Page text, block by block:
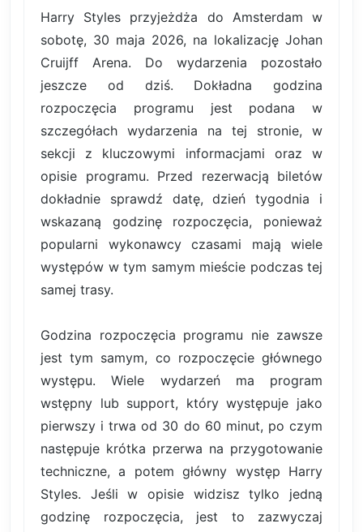
Harry Styles przyjeżdża do Amsterdam w
sobotę, 30 maja 2026, na lokalizację Johan
Cruijff Arena. Do wydarzenia pozostało
jeszcze od dziś. Dokładna godzina
rozpoczęcia programu jest podana w
szczegółach wydarzenia na tej stronie, w
sekcji z kluczowymi informacjami oraz w
opisie programu. Przed rezerwacją biletów
dokładnie sprawdź datę, dzień tygodnia i
wskazaną godzinę rozpoczęcia, ponieważ
popularni wykonawcy czasami mają wiele
występów w tym samym mieście podczas tej
samej trasy.
Godzina rozpoczęcia programu nie zawsze
jest tym samym, co rozpoczęcie głównego
występu. Wiele wydarzeń ma program
wstępny lub support, który występuje jako
pierwszy i trwa od 30 do 60 minut, po czym
następuje krótka przerwa na przygotowanie
techniczne, a potem główny występ Harry
Styles. Jeśli w opisie widzisz tylko jedną
godzinę rozpoczęcia, jest to zazwyczaj